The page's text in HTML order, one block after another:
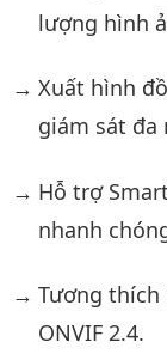
lượng hình
Xuất hình
giám sát đa
Hỗ trợ
nhanh
Tương thích
ONVIF 2.4.